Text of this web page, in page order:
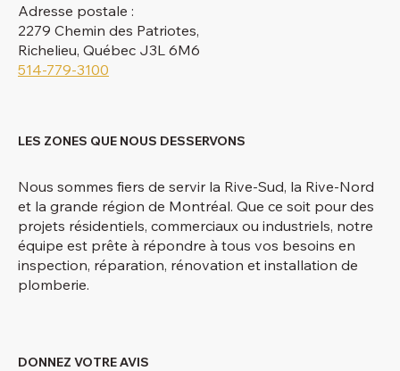
Adresse postale :
2279 Chemin des Patriotes,
Richelieu, Québec J3L 6M6
514-779-3100
LES ZONES QUE NOUS DESSERVONS
Nous sommes fiers de servir la Rive-Sud, la Rive-Nord
et la grande région de Montréal. Que ce soit pour des
projets résidentiels, commerciaux ou industriels, notre
équipe est prête à répondre à tous vos besoins en
inspection, réparation, rénovation et installation de
plomberie.
DONNEZ VOTRE AVIS